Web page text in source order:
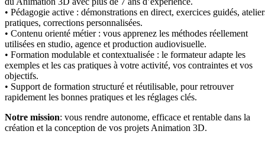
• Pédagogie active : démonstrations en direct, exercices guidés,
pratiques, corrections personnalisées.
• Contenu orienté métier : vous apprenez les méthodes réellement
utilisées en studio, agence et production audiovisuelle.
• Formation modulable et contextualisée : le formateur adapte les
exemples et les cas pratiques à votre activité, vos contraintes et vos
objectifs.
• Support de formation structuré et réutilisable, pour retrouver
rapidement les bonnes pratiques et les réglages clés.
Notre mission: vous rendre autonome, efficace et rentable dans la
création et la conception de vos projets Animation 3D.